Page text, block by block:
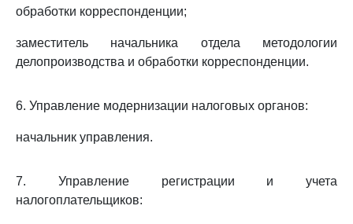
обработки корреспонденции;
заместитель начальника отдела методологии
делопроизводства и обработки корреспонденции.
6. Управление модернизации налоговых органов:
начальник управления.
7. Управление регистрации и учета
налогоплательщиков: